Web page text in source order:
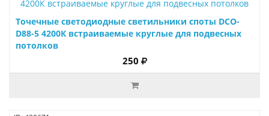
Точечные светодиодные светильники споты DCO-
D88-5 4200К встраиваемые круглые для подвесных
потолков
250